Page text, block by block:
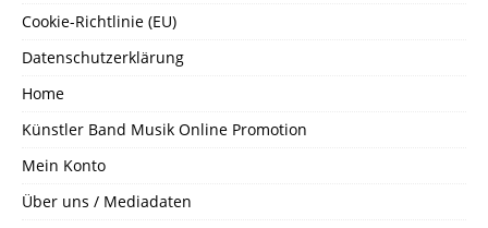
Cookie-Richtlinie (EU)
Datenschutzerklärung
Home
Künstler Band Musik Online Promotion
Mein Konto
Über uns / Mediadaten